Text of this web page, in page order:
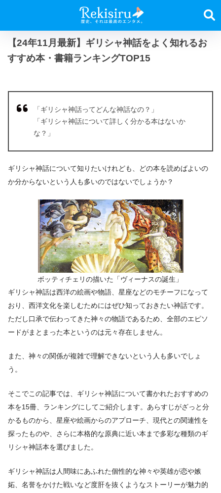
【24年11月最新】ギリシャ神話をよく知れるお
すすめ本・書籍ランキングTOP15
「ギリシャ神話ってどんな神話なの？」
「ギリシャ神話について詳しく分かる本はないか
な？」
ギリシャ神話について知りたいけれども、どの本を読めばよいの
か分からないという人も多いのではないでしょうか？
ボッティチェリの描いた「ヴィーナスの誕生」
ギリシャ神話は西洋の絵画や物語、星座などのモチーフになって
おり、西洋文化を楽しむためにはぜひ知っておきたい神話です。
ただし口承で伝わってきた神々の物語であるため、全部のエピソ
ードがまとまった本というのは元々存在しません。
また、神々の関係が複雑で理解できないという人も多いでしょ
う。
そこでこの記事では、ギリシャ神話について書かれたおすすめの
本を15冊、ランキングにしてご紹介します。あらすじがざっと分
かるものから、星座や絵画からのアプローチ、現代との関連性を
探ったものや、さらに本格的な原典に近い本まで多彩な種類のギ
リシャ神話本を選びました。
ギリシャ神話は人間味にあふれた個性的な神々や英雄が恋や嫉
妬、名誉をかけた戦いなど度肝を抜くようなストーリーが魅力的